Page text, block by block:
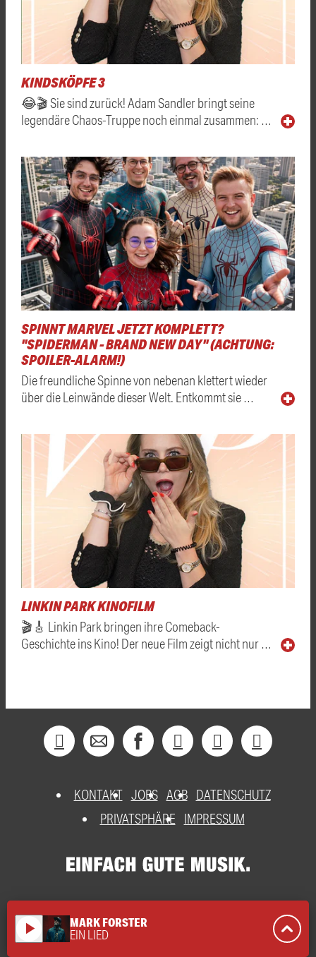
KINDSKÖPFE 3
😂🎬 Sie sind zurück! Adam Sandler bringt seine
legendäre Chaos-Truppe noch einmal zusammen: …
SPINNT MARVEL JETZT KOMPLETT?
"SPIDERMAN - BRAND NEW DAY" (ACHTUNG:
SPOILER-ALARM!)
Die freundliche Spinne von nebenan klettert wieder
über die Leinwände dieser Welt. Entkommt sie …
LINKIN PARK KINOFILM
🎬🎸 Linkin Park bringen ihre Comeback-
Geschichte ins Kino! Der neue Film zeigt nicht nur …
KONTAKT JOBS AGB DATENSCHUTZ
PRIVATSPHÄRE
IMPRESSUM
play_arrow MARK FORSTER
EIN LIED